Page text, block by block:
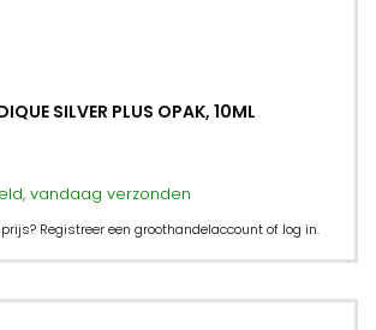
SILVER PLUS OPAK, 10ML
vandaag verzonden
Registreer een groothandelaccount of log in.